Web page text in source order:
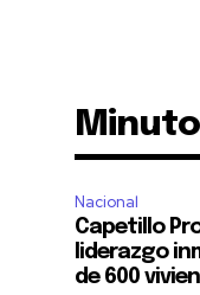
Nacional
Capetillo
liderazgo
de 600